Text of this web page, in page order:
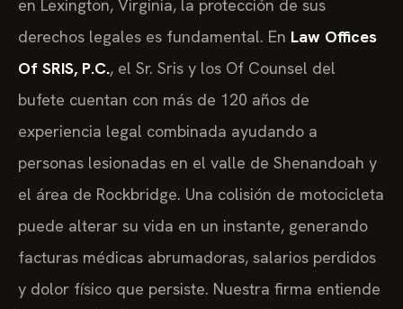
en Lexington, Virginia, la protección de sus
derechos legales es fundamental. En Law Offices
Of SRIS, P.C., el Sr. Sris y los Of Counsel del
bufete cuentan con más de 120 años de
experiencia legal combinada ayudando a
personas lesionadas en el valle de Shenandoah y
el área de Rockbridge. Una colisión de motocicleta
puede alterar su vida en un instante, generando
facturas médicas abrumadoras, salarios perdidos
y dolor físico que persiste. Nuestra firma entiende